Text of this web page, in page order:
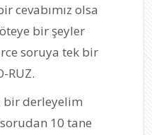
cevabımız olsa
bir şeyler
soruya tek bir
RUZ.
bir derleyelim
10 tane